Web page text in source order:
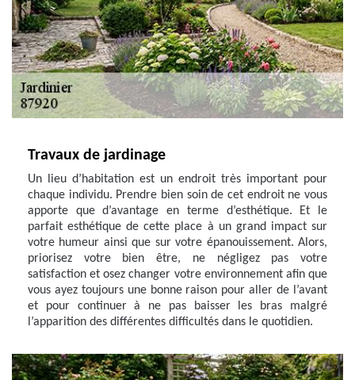
Travaux de jardinage
Un lieu d’habitation est un endroit très important pour
chaque individu. Prendre bien soin de cet endroit ne vous
apporte que d’avantage en terme d’esthétique. Et le
parfait esthétique de cette place à un grand impact sur
votre humeur ainsi que sur votre épanouissement. Alors,
priorisez votre bien être, ne négligez pas votre
satisfaction et osez changer votre environnement afin que
vous ayez toujours une bonne raison pour aller de l’avant
et pour continuer à ne pas baisser les bras malgré
l’apparition des différentes difficultés dans le quotidien.